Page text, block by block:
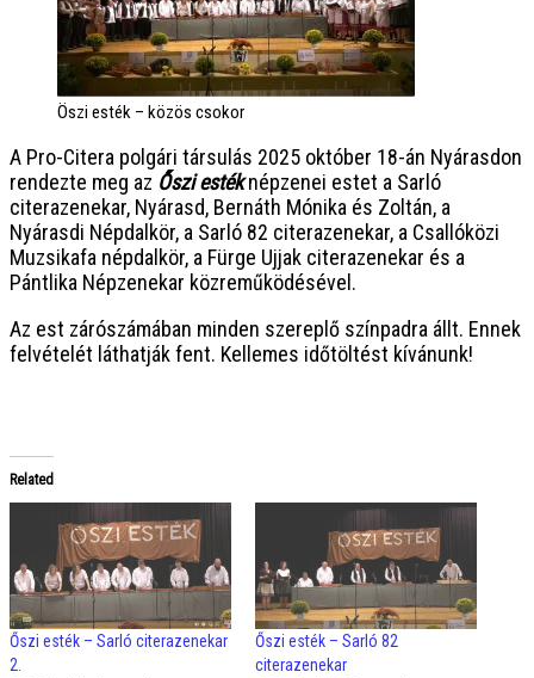
Öszi esték – közös csokor
A Pro-Citera polgári társulás 2025 október 18-án Nyárasdon
rendezte meg az Őszi estéknépzenei estet a Sarló
citerazenekar, Nyárasd, Bernáth Mónika és Zoltán, a
Nyárasdi Népdalkör, a Sarló 82 citerazenekar, a Csallóközi
Muzsikafa népdalkör, a Fürge Ujjak citerazenekar és a
Pántlika Népzenekar közreműködésével.
Az est zárószámában minden szereplő színpadra állt. Ennek
felvételét láthatják fent. Kellemes időtöltést kívánunk!
Related
Őszi esték – Sarló citerazenekar
2.
Őszi esték – Sarló 82
citerazenekar